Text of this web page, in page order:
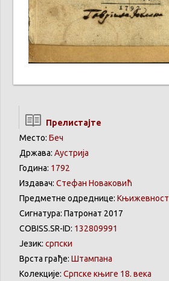
Прелистајте
Место: Беч
Држава: Аустрија
Година: 1792
Издавач: Стефан Новаковић
Предметне одреднице: Књижевност
Сигнатура: Патронат 2017
COBISS.SR-ID: 132809991
Језик: српски
Врста грађе: Штампана
Колекције: Српске књиге 18. века